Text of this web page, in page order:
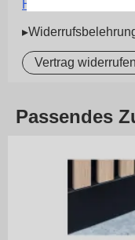
Vertrag widerrufen
Passendes